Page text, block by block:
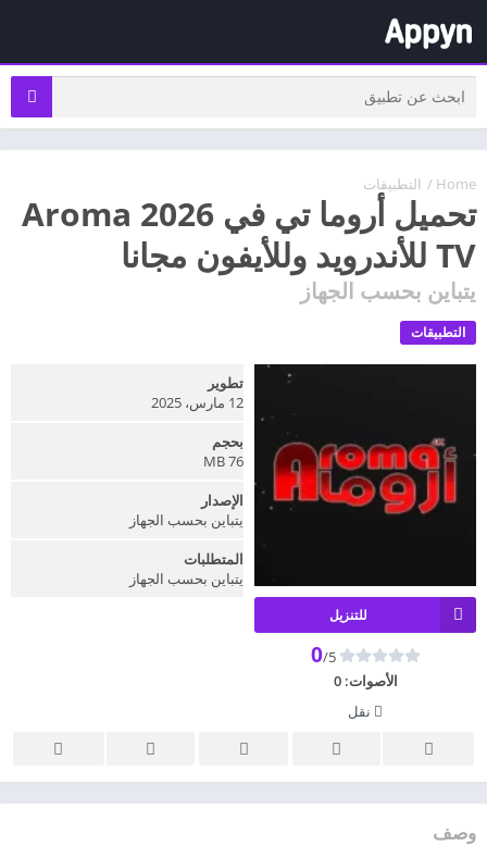
Home
/ التطبيقات
تحميل أروما تي في 2026 Aroma
TV للأندرويد وللأيفون مجانا
يتباين بحسب الجهاز
التطبيقات
للتنزيل
0/5
الأصوات:0
نقل
تطوير
12 مارس، 2025
بحجم
76 MB
الإصدار
يتباين بحسب الجهاز
المتطلبات
يتباين بحسب الجهاز
وصف